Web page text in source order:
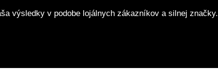
výsledky v podobe lojálnych zákazníkov a silnej značky.